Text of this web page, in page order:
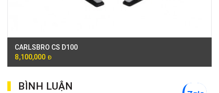
CARLSBRO CS D100
8,100,000 Đ
BÌNH LUẬN